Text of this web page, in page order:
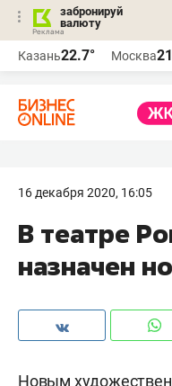
забронируй
валюту
Казань22.7° Москва
16 декабря 2020, 16:05
В театре
назначен
Новым